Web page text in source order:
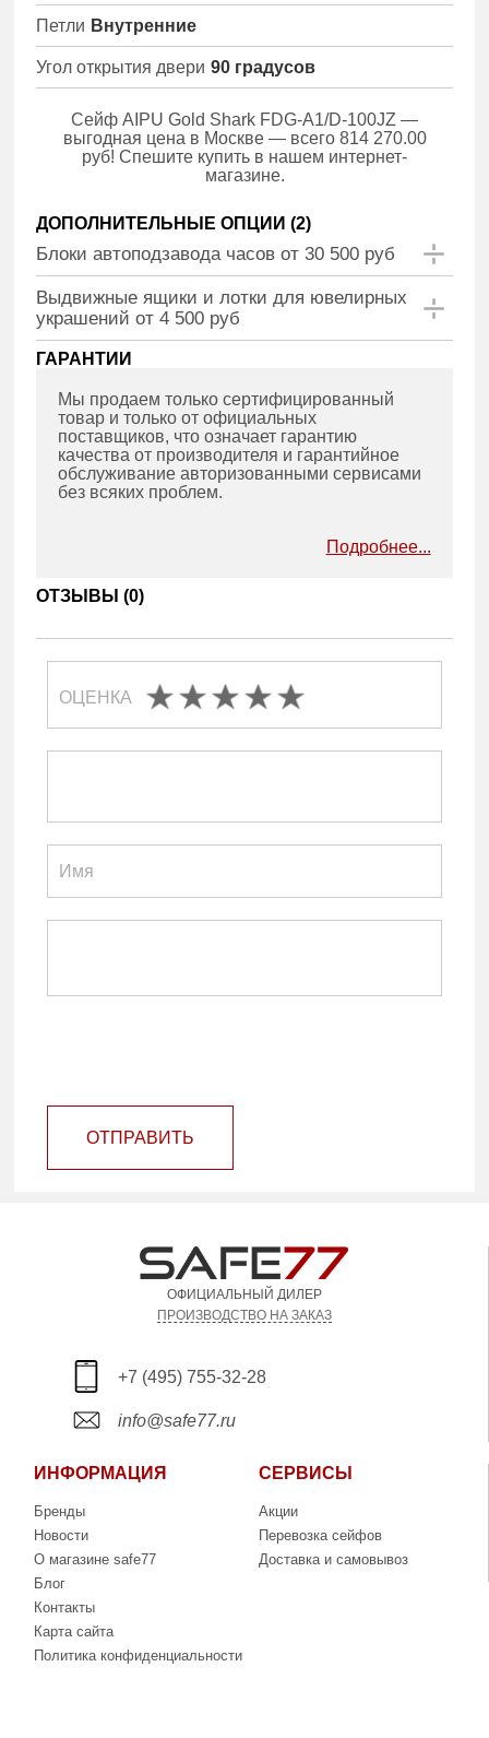
Петли Внутренние
Угол открытия двери 90 градусов
Сейф AIPU Gold Shark FDG-A1/D-100JZ —
выгодная цена в Москве — всего 814 270.00
руб! Спешите купить в нашем интернет-
магазине.
ДОПОЛНИТЕЛЬНЫЕ ОПЦИИ (2)
Блоки автоподзавода часов от 30 500 руб
Выдвижные ящики и лотки для ювелирных
украшений от 4 500 руб
ГАРАНТИИ
Мы продаем только сертифицированный
товар и только от официальных
поставщиков, что означает гарантию
качества от производителя и гарантийное
обслуживание авторизованными сервисами
без всяких проблем.
Подробнее...
ОТЗЫВЫ (0)
ОЦЕНКА
ОТПРАВИТЬ
ОФИЦИАЛЬНЫЙ ДИЛЕР
ПРОИЗВОДСТВО НА ЗАКАЗ
+7 (495) 755-32-28
info@safe77.ru
ИНФОРМАЦИЯ
Бренды
Новости
О магазине safe77
Блог
Контакты
Карта сайта
Политика конфиденциальности
СЕРВИСЫ
Акции
Перевозка сейфов
Доставка и самовывоз